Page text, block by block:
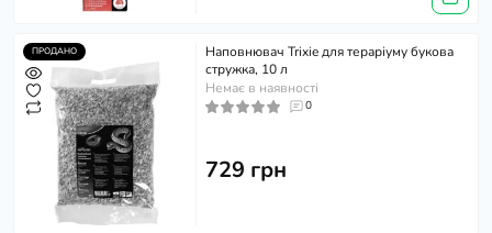
ПРОДАНО
Наповнювач Trixie для тераріуму букова
стружка, 10 л
Немає в наявності
0
729 грн